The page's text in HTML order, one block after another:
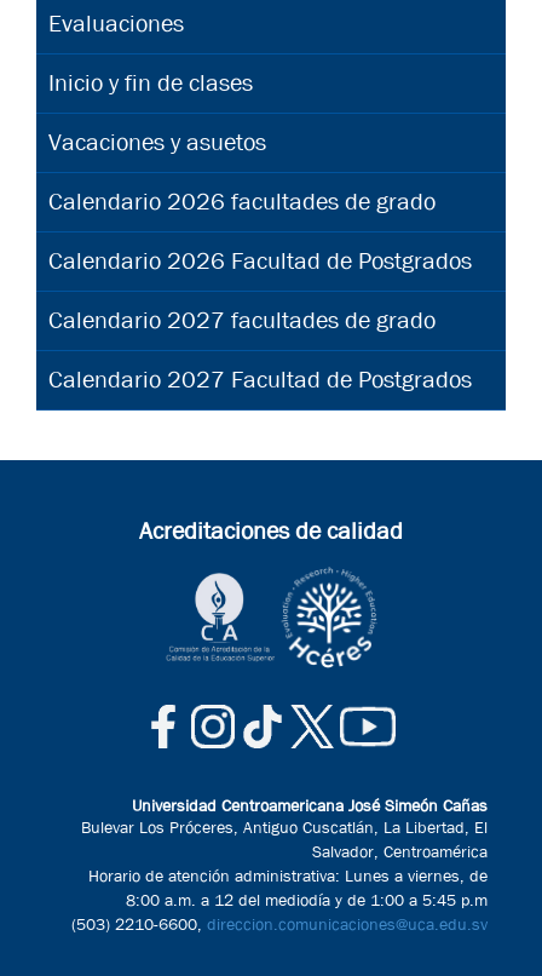
Evaluaciones
Inicio y fin de clases
Vacaciones y asuetos
Calendario 2026 facultades de grado
Calendario 2026 Facultad de Postgrados
Calendario 2027 facultades de grado
Calendario 2027 Facultad de Postgrados
Acreditaciones de calidad
Universidad Centroamericana José Simeón Cañas
Bulevar Los Próceres, Antiguo Cuscatlán, La Libertad, El
Salvador, Centroamérica
Horario de atención administrativa: Lunes a viernes, de
8:00 a.m. a 12 del mediodía y de 1:00 a 5:45 p.m
(503) 2210-6600, direccion.comunicaciones@uca.edu.sv